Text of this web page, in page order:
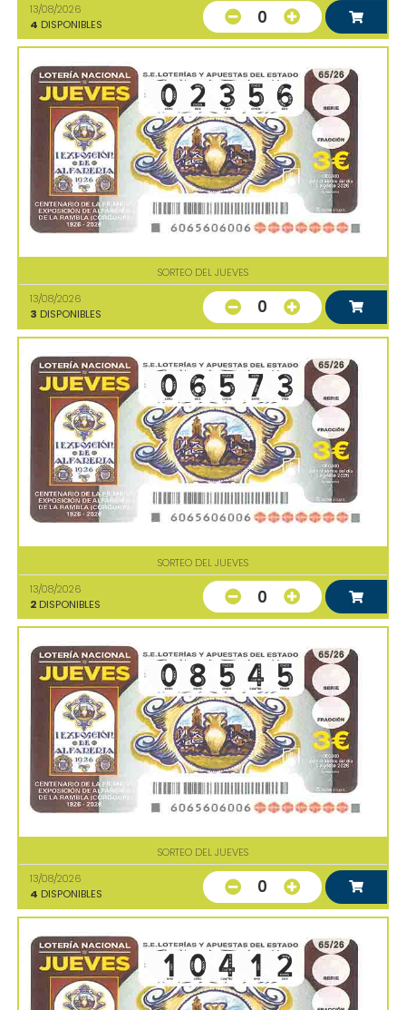
13/08/2026
4 DISPONIBLES 0
SORTEO DEL JUEVES
13/08/2026
3 DISPONIBLES 0
SORTEO DEL JUEVES
13/08/2026
2 DISPONIBLES 0
SORTEO DEL JUEVES
13/08/2026
4 DISPONIBLES 0